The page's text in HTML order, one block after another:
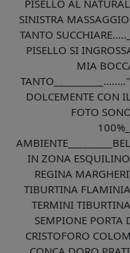
PISELLO AL
SINISTRA
TANTO
PISELLO SI
MIA
DOLCEMENTE CON
FOTO
IN ZONA
REGINA
TIBURTINA
TERMINI
SEMPIONE
CRISTOFORO